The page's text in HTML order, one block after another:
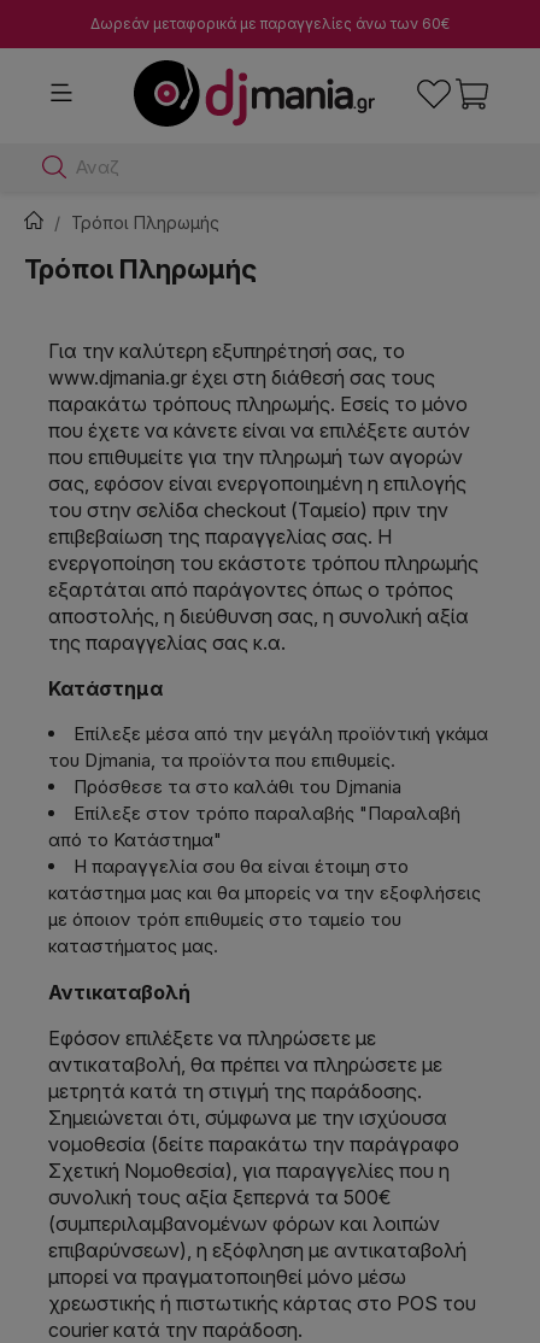
Δωρεάν μεταφορικά με παραγγελίες άνω των 60€
Αναζήτησε
Τρόποι Πληρωμής
Τρόποι Πληρωμής
Για την καλύτερη εξυπηρέτησή σας, το
www.djmania.gr έχει στη διάθεσή σας τους
παρακάτω τρόπους πληρωμής. Εσείς το μόνο
που έχετε να κάνετε είναι να επιλέξετε αυτόν
που επιθυμείτε για την πληρωμή των αγορών
σας, εφόσον είναι ενεργοποιημένη η επιλογής
του στην σελίδα checkout (Ταμείο) πριν την
επιβεβαίωση της παραγγελίας σας. Η
ενεργοποίηση του εκάστοτε τρόπου πληρωμής
εξαρτάται από παράγοντες όπως ο τρόπος
αποστολής, η διεύθυνση σας, η συνολική αξία
της παραγγελίας σας κ.α.
Κατάστημα
Επίλεξε μέσα από την μεγάλη προϊόντική γκάμα
του Djmania, τα προϊόντα που επιθυμείς.
Πρόσθεσε τα στο καλάθι του Djmania
Επίλεξε στον τρόπο παραλαβής "Παραλαβή
από το Κατάστημα"
Η παραγγελία σου θα είναι έτοιμη στο
κατάστημα μας και θα μπορείς να την εξοφλήσεις
με όποιον τρόπ επιθυμείς στο ταμείο του
καταστήματος μας.
Αντικαταβολή
Εφόσον επιλέξετε να πληρώσετε με
αντικαταβολή, θα πρέπει να πληρώσετε με
μετρητά κατά τη στιγμή της παράδοσης.
Σημειώνεται ότι, σύμφωνα με την ισχύουσα
νομοθεσία (δείτε παρακάτω την παράγραφο
Σχετική Νομοθεσία), για παραγγελίες που η
συνολική τους αξία ξεπερνά τα 500€
(συμπεριλαμβανομένων φόρων και λοιπών
επιβαρύνσεων), η εξόφληση με αντικαταβολή
μπορεί να πραγματοποιηθεί μόνο μέσω
χρεωστικής ή πιστωτικής κάρτας στο POS του
courier κατά την παράδοση.